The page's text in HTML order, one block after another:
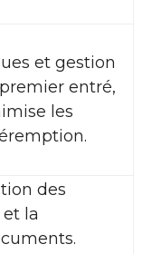
et gestion
entré,
les
des
la